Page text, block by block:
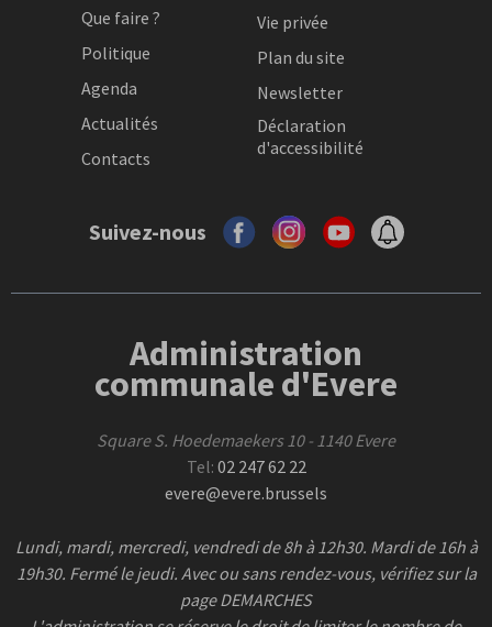
Que faire ?
Politique
Agenda
Actualités
Contacts
Vie privée
Plan du site
Newsletter
Déclaration
d'accessibilité
Suivez-nous
Administration
communale d'Evere
Square S. Hoedemaekers 10 - 1140 Evere
Tel: 02 247 62 22
evere@evere.brussels
Lundi, mardi, mercredi, vendredi de 8h à 12h30. Mardi de 16h à
19h30. Fermé le jeudi. Avec ou sans rendez-vous, vérifiez sur la
page DEMARCHES